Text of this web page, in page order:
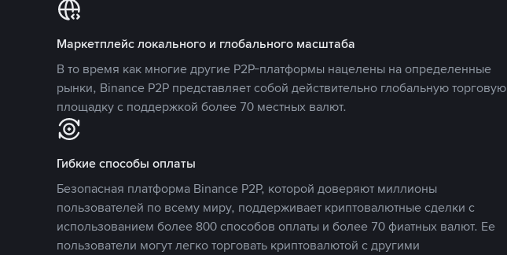
Маркетплейс локального и глобального масштаба
В то время как многие другие P2P-платформы нацелены на определенные
рынки, Binance P2P представляет собой действительно глобальную торговую
площадку с поддержкой более 70 местных валют.
Гибкие способы оплаты
Безопасная платформа Binance P2P, которой доверяют миллионы
пользователей по всему миру, поддерживает криптовалютные сделки с
использованием более 800 способов оплаты и более 70 фиатных валют. Ее
пользователи могут легко торговать криптовалютой с другими